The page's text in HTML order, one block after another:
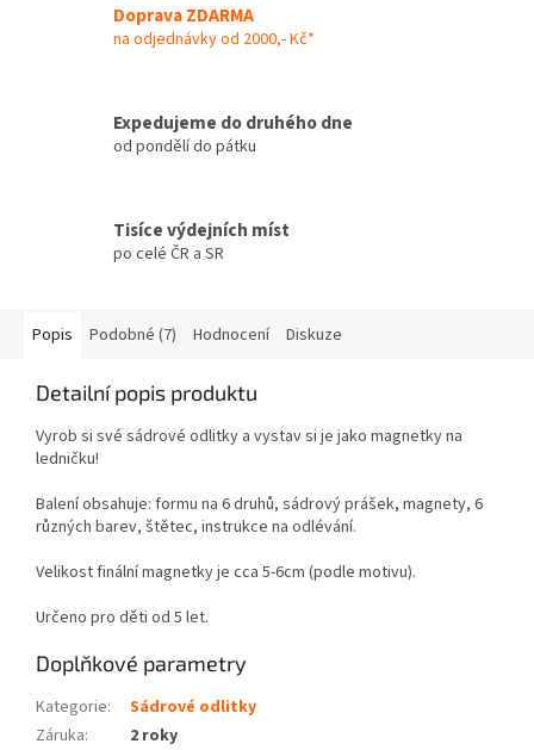
Doprava ZDARMA
na odjednávky od 2000,- Kč*
Expedujeme do druhého dne
od pondělí do pátku
Tisíce výdejních míst
po celé ČR a SR
Popis Podobné (7) Hodnocení Diskuze
Detailní popis produktu
Vyrob si své sádrové odlitky a vystav si je jako magnetky na
ledničku!
Balení obsahuje: formu na 6 druhů, sádrový prášek, magnety, 6
různých barev, štětec, instrukce na odlévání.
Velikost finální magnetky je cca 5-6cm (podle motivu).
Určeno pro děti od 5 let.
Doplňkové parametry
Kategorie:
Sádrové odlitky
Záruka:
2 roky